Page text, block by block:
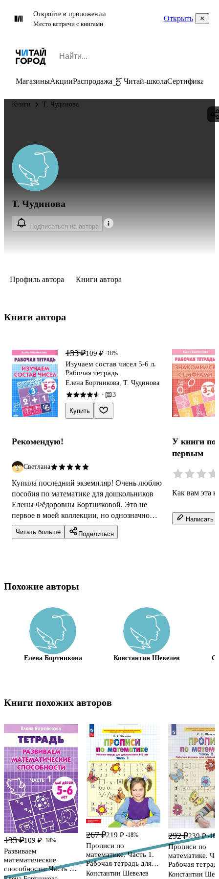
Откройте в приложении
Место встречи с книгами
Открыть
МагазиныАкцииРаспродажа Читай-школаСертификаты
Книги Т. Чудинова
Т. Чудинова
Подписаться на автора
Профиль автора Книги автора
Книги автора
133 ₽109 ₽ -18%
Изучаем состав чисел 5-6 л.
Рабочая тетрадь
Елена Бортникова, Т. Чудинова
· 3
Купить
Рекомендую!
Светлана
Купила последний экземпляр! Очень люблю
пособия по математике для дошкольников
Елены Фёдоровны Бортниковой. Это не
первое в моей коллекции, но однозначно
необходимое, так как изучение и понимание
сост...
Читать больше Поделиться
У книги
первым
Как вам эта
Написать
Похожие авторы
Елена Бортникова Константин Шевелев
Книги похожих авторов
133 ₽109 ₽ -18%
Развиваем
математические
способности: Часть 1:
267 ₽219 ₽ -18%
Прописи по
математике. Часть 1.
Рабочая тетрадь для
дошкольников 6-7 лет
Константин Шевелев
292 ₽239 ₽ -
Прописи по
математике.
Рабочая
дошкольников
Константин